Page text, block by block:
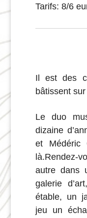
Tarifs: 8/6
Il est des
bâtissent
Le duo
dizaine
et Médéric
là.Rendez-
autre dans
galerie
étable, un
jeu un